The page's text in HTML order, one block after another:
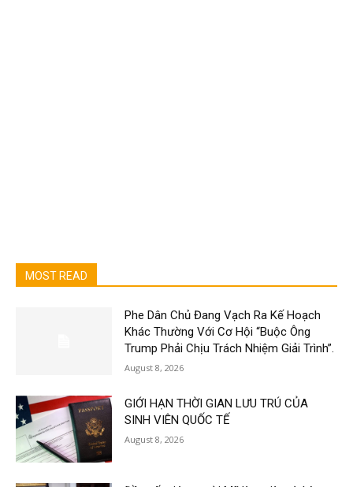
MOST READ
Phe Dân Chủ Đang Vạch Ra Kế Hoạch
Khác Thường Với Cơ Hội “Buộc Ông
Trump Phải Chịu Trách Nhiệm Giải Trình”.
August 8, 2026
GIỚI HẠN THỜI GIAN LƯU TRÚ CỦA
SINH VIÊN QUỐC TẾ
August 8, 2026